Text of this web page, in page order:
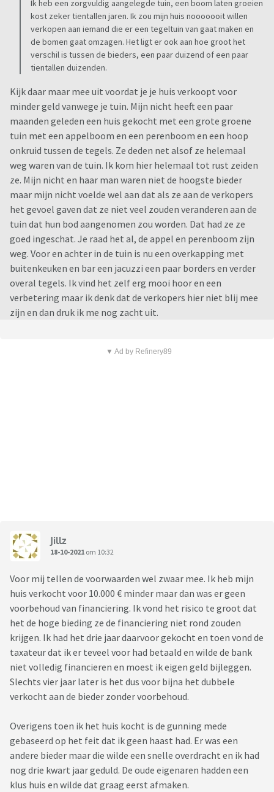
Ik heb een zorgvuldig aangelegde tuin, een boom laten groeien
kost zeker tientallen jaren. Ik zou mijn huis nooooooit willen
verkopen aan iemand die er een tegeltuin van gaat maken en
de bomen gaat omzagen. Het ligt er ook aan hoe groot het
verschil is tussen de bieders, een paar duizend of een paar
tientallen duizenden.
Kijk daar maar mee uit voordat je je huis verkoopt voor
minder geld vanwege je tuin. Mijn nicht heeft een paar
maanden geleden een huis gekocht met een grote groene
tuin met een appelboom en een perenboom en een hoop
onkruid tussen de tegels. Ze deden net alsof ze helemaal
weg waren van de tuin. Ik kom hier helemaal tot rust zeiden
ze. Mijn nicht en haar man waren niet de hoogste bieder
maar mijn nicht voelde wel aan dat als ze aan de verkopers
het gevoel gaven dat ze niet veel zouden veranderen aan de
tuin dat hun bod aangenomen zou worden. Dat had ze ze
goed ingeschat. Je raad het al, de appel en perenboom zijn
weg. Voor en achter in de tuin is nu een overkapping met
buitenkeuken en bar een jacuzzi een paar borders en verder
overal tegels. Ik vind het zelf erg mooi hoor en een
verbetering maar ik denk dat de verkopers hier niet blij mee
zijn en dan druk ik me nog zacht uit.
▼ Ad by Refinery89
Jillz
18-10-2021 om 10:32
Voor mij tellen de voorwaarden wel zwaar mee. Ik heb mijn
huis verkocht voor 10.000 € minder maar dan was er geen
voorbehoud van financiering. Ik vond het risico te groot dat
het de hoge bieding ze de financiering niet rond zouden
krijgen. Ik had het drie jaar daarvoor gekocht en toen vond de
taxateur dat ik er teveel voor had betaald en wilde de bank
niet volledig financieren en moest ik eigen geld bijleggen.
Slechts vier jaar later is het dus voor bijna het dubbele
verkocht aan de bieder zonder voorbehoud.
Overigens toen ik het huis kocht is de gunning mede
gebaseerd op het feit dat ik geen haast had. Er was een
andere bieder maar die wilde een snelle overdracht en ik had
nog drie kwart jaar geduld. De oude eigenaren hadden een
klus huis en wilde dat graag eerst afmaken.